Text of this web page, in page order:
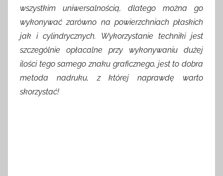
wszystkim uniwersalnością, dlatego można go
wykonywać zarówno na powierzchniach płaskich
jak i cylindrycznych. Wykorzystanie techniki jest
szczególnie opłacalne przy wykonywaniu dużej
ilości tego samego znaku graficznego, jest to dobra
metoda nadruku, z której naprawdę warto
skorzystać!